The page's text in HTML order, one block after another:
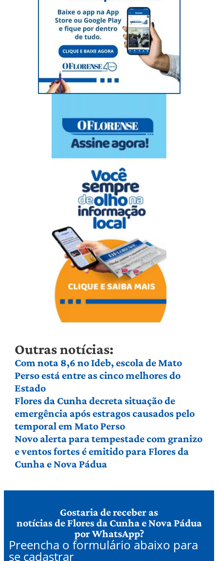
Outras notícias:
Com nota 8,6 no Ideb, escola de Mato
Perso está entre as cinco melhores do
Estado
Flores da Cunha decreta situação de
emergência após estragos causados pelo
temporal em Mato Perso
Novo alerta para tempestade com granizo
e ventos fortes é emitido para Flores da
Cunha e Nova Pádua
Gostaria de receber as
notícias de Flores da Cunha e Nova Pádua
por WhatsApp?
Preencha o formulário abaixo para
se cadastrar